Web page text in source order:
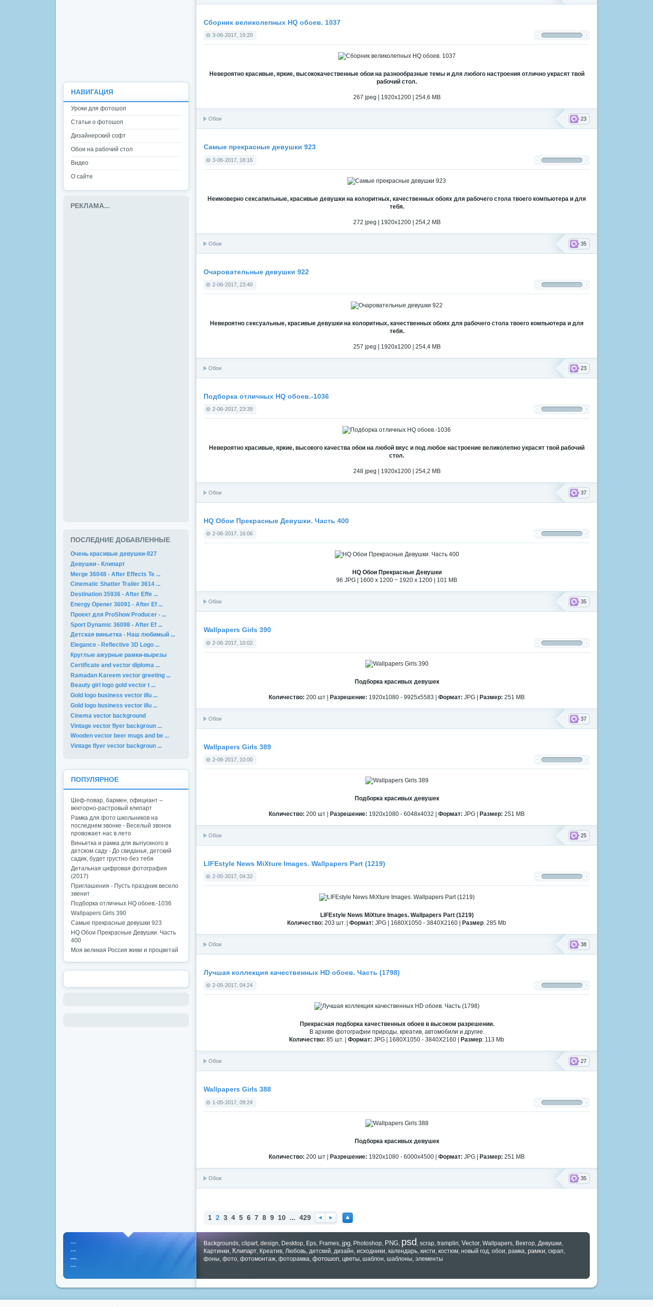
Сборник великолепных HQ обоев. 1037
3-06-2017, 19:20
Невероятно красивые, яркие, высококачественные обои на разнообразные темы и для любого настроения отлично украсят твой
рабочий стол.
267 jpeg | 1920x1200 | 254,6 MB
23
Обои
Самые прекрасные девушки 923
3-06-2017, 18:16
Неимоверно сексапильные, красивые девушки на колоритных, качественных обоях для рабочего стола твоего компьютера и для
тебя.
272 jpeg | 1920x1200 | 254,2 MB
35
Обои
Очаровательные девушки 922
2-06-2017, 23:40
Невероятно сексуальные, красивые девушки на колоритных, качественных обоях для рабочего стола твоего компьютера и для
тебя.
257 jpeg | 1920x1200 | 254,4 MB
23
Обои
Подборка отличных HQ обоев.-1036
2-06-2017, 23:39
Невероятно красивые, яркие, высокого качества обои на любой вкус и под любое настроение великолепно украсят твой рабочий
стол.
248 jpeg | 1920x1200 | 254,2 MB
37
Обои
HQ Обои Прекрасные Девушки. Часть 400
2-06-2017, 16:06
HQ Обои Прекрасные Девушки
96 JPG | 1600 x 1200 ~ 1920 x 1200 | 101 MB
35
Обои
Wallpapers Girls 390
2-06-2017, 10:02
Подборка красивых девушек
Количество: 200 шт | Разрешение: 1920x1080 - 9925x5583 | Формат: JPG | Размер: 251 MB
37
Обои
Wallpapers Girls 389
2-06-2017, 10:00
Подборка красивых девушек
Количество: 200 шт | Разрешение: 1920x1080 - 6048x4032 | Формат: JPG | Размер: 251 MB
25
Обои
LIFEstyle News MiXture Images. Wallpapers Part (1219)
2-05-2017, 04:32
LIFEstyle News MiXture Images. Wallpapers Part (1219)
Количество: 203 шт. | Формат: JPG | 1680X1050 - 3840X2160 | Размер: 285 Mb
38
Обои
Лучшая коллекция качественных HD обоев. Часть (1798)
2-05-2017, 04:24
Прекрасная подборка качественных обоев в высоком разрешении.
В архиве фотографии природы, креатив, автомобили и другие.
Количество: 85 шт. | Формат: JPG | 1680X1050 - 3840X2160 | Размер: 113 Mb
27
Обои
Wallpapers Girls 388
1-05-2017, 09:24
Подборка красивых девушек
Количество: 200 шт | Разрешение: 1920x1080 - 6000x4500 | Формат: JPG | Размер: 251 MB
35
Обои
1 2 3 4 5 6 7 8 9 10 ... 429
НАВИГАЦИЯ
Уроки для фотошоп
Статьи о фотошоп
Дизайнерский софт
Обои на рабочий стол
Видео
О сайте
РЕКЛАМА...
ПОСЛЕДНИЕ ДОБАВЛЕННЫЕ
Очень красивые девушки-927
Девушки - Клипарт
Merge 36048 - After Effects Te ...
Cinematic Shatter Trailer 3614 ...
Destination 35936 - After Effe ...
Energy Opener 36091 - After Ef ...
Проект для ProShow Producer - ...
Sport Dynamic 36098 - After Ef ...
Детская виньетка - Наш любимый ...
Elegance - Reflective 3D Logo ...
Круглые ажурные рамки-вырезы
Certificate and vector diploma ...
Ramadan Kareem vector greeting ...
Beauty girl logo gold vector t ...
Gold logo business vector illu ...
Gold logo business vector illu ...
Cinema vector background
Vintage vector flyer backgroun ...
Wooden vector beer mugs and be ...
Vintage flyer vector backgroun ...
ПОПУЛЯРНОЕ
Шеф-повар, бармен, официант –
векторно-растровый клипарт
Рамка для фото школьников на
последнем звонке - Веселый звонок
провожает нас в лето
Виньетка и рамка для выпускного в
детском саду - До свиданья, детский
садик, будет грустно без тебя
Детальная цифровая фотография
(2017)
Приглашения - Пусть праздник весело
звенит
Подборка отличных HQ обоев.-1036
Wallpapers Girls 390
Самые прекрасные девушки 923
HQ Обои Прекрасные Девушки. Часть
400
Моя великая Россия живи и процветай
Backgrounds clipart design Desktop Eps Frames jpg Photoshop PNG psd scrap tramplin Vector Wallpapers Вектор Девушки
Картинки Клипарт Креатив Любовь детский дизайн исходники календарь кисти костюм новый год обои рамка рамки скрап
фоны фото фотомонтаж фоторамка фотошоп цветы шаблон шаблоны элементы
---
---
---
---